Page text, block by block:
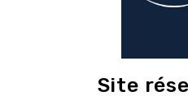
abondante au
Entretien :
après usage,
Site